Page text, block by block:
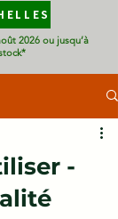
2026 ou jusqu’à
-